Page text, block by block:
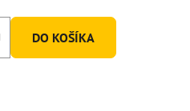
DO KOŠÍKA